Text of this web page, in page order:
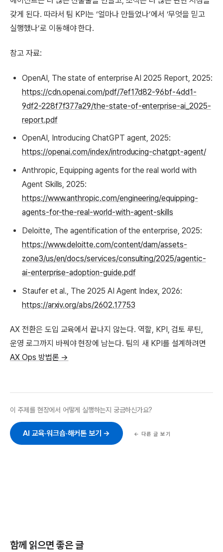
갖게 된다. 따라서 팀 KPI는 ‘얼마나 만들었나’에서 ‘무엇을 믿고
실행했나’로 이동해야 한다.
참고 자료:
OpenAI, The state of enterprise AI 2025 Report, 2025:
https://cdn.openai.com/pdf/7ef17d82-96bf-4dd1-
9df2-228f7f377a29/the-state-of-enterprise-ai_2025-
report.pdf
OpenAI, Introducing ChatGPT agent, 2025:
https://openai.com/index/introducing-chatgpt-agent/
Anthropic, Equipping agents for the real world with
Agent Skills, 2025:
https://www.anthropic.com/engineering/equipping-
agents-for-the-real-world-with-agent-skills
Deloitte, The agentification of the enterprise, 2025:
https://www.deloitte.com/content/dam/assets-
zone3/us/en/docs/services/consulting/2025/agentic-
ai-enterprise-adoption-guide.pdf
Staufer et al., The 2025 AI Agent Index, 2026:
https://arxiv.org/abs/2602.17753
AX 전환은 도입 교육에서 끝나지 않는다. 역할, KPI, 검토 루틴,
운영 로그까지 바꿔야 현장에 남는다. 팀의 새 KPI를 설계하려면
AX Ops 방법론 →
이 주제를 현장에서 어떻게 실행하는지 궁금하신가요?
AI 교육·워크숍·해커톤 보기 → ← 다른 글 보기
함께 읽으면 좋은 글